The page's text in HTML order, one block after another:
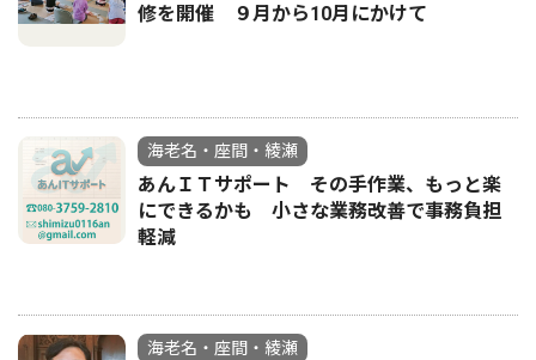
修を開催 ９月から10月にかけて
海老名・座間・綾瀬
あんＩＴサポート その手作業、もっと楽
にできるかも 小さな業務改善で事務負担
軽減
海老名・座間・綾瀬